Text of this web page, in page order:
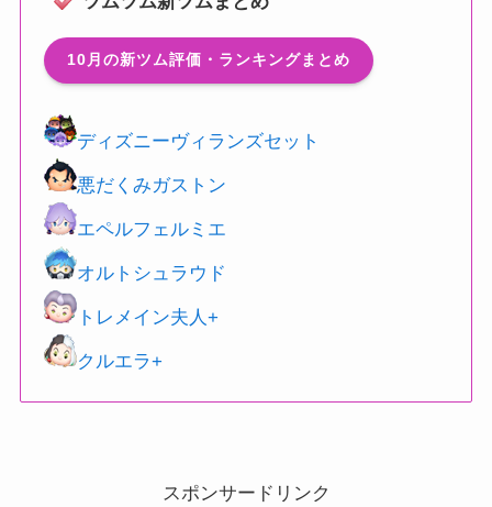
10月の新ツム評価・ランキングまとめ
ディズニーヴィランズセット
悪だくみガストン
エペルフェルミエ
オルトシュラウド
トレメイン夫人+
クルエラ+
スポンサードリンク